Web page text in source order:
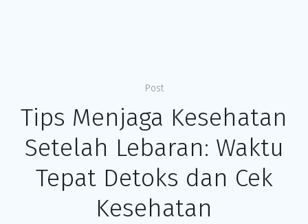
Post
Tips Menjaga Kesehatan
Setelah Lebaran: Waktu
Tepat Detoks dan Cek
Kesehatan